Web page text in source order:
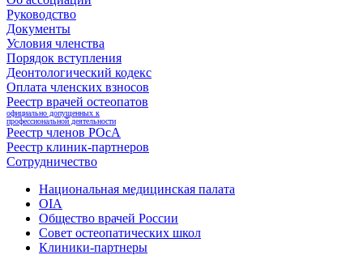
Руководство
Документы
Условия членства
Порядок вступления
Деонтологический кодекс
Оплата членских взносов
Реестр врачей остеопатов
официально допущенных к
профессиональной деятельности
Реестр членов РОсА
Реестр клиник-партнеров
Сотрудничество
Национальная медицинская палата
OIA
Общество врачей России
Совет остеопатических школ
Клиники-партнеры